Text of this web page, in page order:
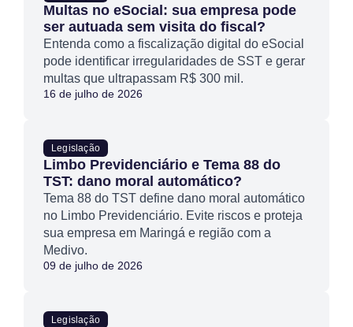
Multas no eSocial: sua empresa pode
ser autuada sem visita do fiscal?
Entenda como a fiscalização digital do eSocial
pode identificar irregularidades de SST e gerar
multas que ultrapassam R$ 300 mil.
16 de julho de 2026
Legislação
Limbo Previdenciário e Tema 88 do
TST: dano moral automático?
Tema 88 do TST define dano moral automático
no Limbo Previdenciário. Evite riscos e proteja
sua empresa em Maringá e região com a
Medivo.
09 de julho de 2026
Legislação